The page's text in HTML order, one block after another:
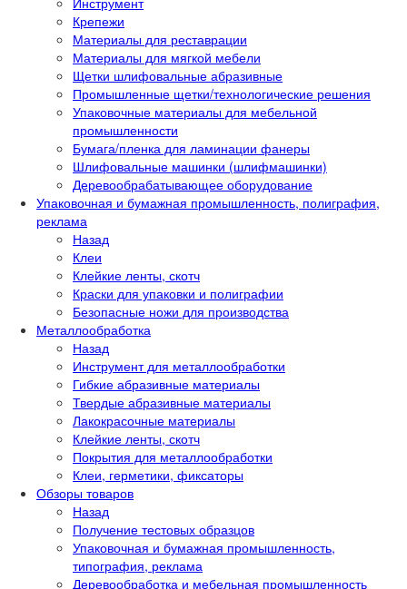
Крепежи
Материалы для реставрации
Материалы для мягкой мебели
Щетки шлифовальные абразивные
Промышленные щетки/технологические решения
Упаковочные материалы для мебельной
промышленности
Бумага/пленка для ламинации фанеры
Шлифовальные машинки (шлифмашинки)
Деревообрабатывающее оборудование
Упаковочная и бумажная промышленность, полиграфия,
реклама
Назад
Клеи
Клейкие ленты, скотч
Краски для упаковки и полиграфии
Безопасные ножи для производства
Металлообработка
Назад
Инструмент для металлообработки
Гибкие абразивные материалы
Твердые абразивные материалы
Лакокрасочные материалы
Клейкие ленты, скотч
Покрытия для металлообработки
Клеи, герметики, фиксаторы
Обзоры товаров
Назад
Получение тестовых образцов
Упаковочная и бумажная промышленность,
типография, реклама
Деревообработка и мебельная промышленность